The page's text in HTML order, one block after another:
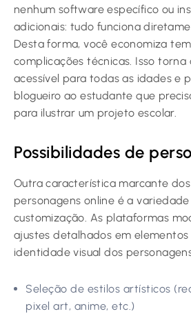
nenhum software específico ou
adicionais: tudo funciona
Desta forma, você economiza
complicações técnicas. Isso torna
acessível para todas as idades e
blogueiro ao estudante que
para ilustrar um projeto escolar.
Possibilidades de
Outra característica marcante
personagens online é a
customização. As plataformas
ajustes detalhados em
identidade visual dos
Seleção de estilos artísticos
pixel art, anime, etc.)